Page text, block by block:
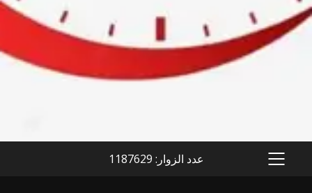
PRIMARY
عدد الزوار: 1187629